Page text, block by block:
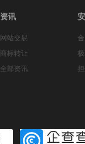
资讯
网站交易
商标转让
全部资讯